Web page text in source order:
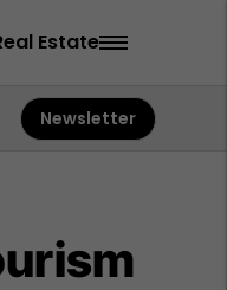
Estate
Newsletter